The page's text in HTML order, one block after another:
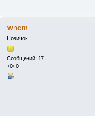
wncm
Новичок
Сообщений: 17
+0/-0